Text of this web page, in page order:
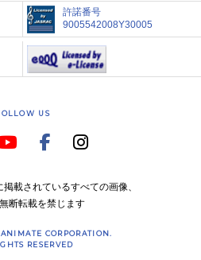
許諾番号
9005542008Y30005
US
載されているすべての画像、
断転載を禁じます
CORPORATION.
RESERVED